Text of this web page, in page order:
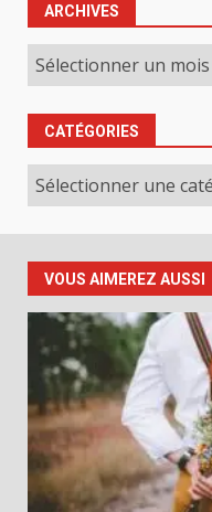
ARCHIVES
Archives
CATÉGORIES
Catégories
VOUS AIMEREZ AUSSI